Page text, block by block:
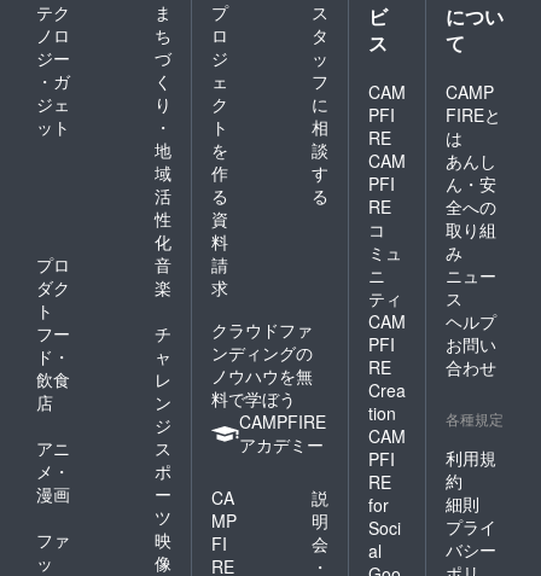
テク
ノロ
ジー
・ガ
ジェ
ット
ま
ち
づ
く
り
・
地
域
活
性
化
プロ
ダク
ト
音
楽
フー
ド・
飲食
店
チ
ャ
レ
ン
ジ
アニ
メ・
漫画
ス
ポ
ー
ツ
ファ
ッ
映
像
プ
ロ
ジ
ェ
ク
ト
を
作
る
ス
タ
ッ
フ
に
相
談
す
る
資
料
請
求
クラウドファ
ンディングの
ノウハウを無
料で学ぼう
CAMPFIRE
アカデミー
CA
MP
FI
RE
説
明
会
・
ビ
ス
CAM
PFI
RE
CAM
PFI
RE
コ
ミュ
ニ
ティ
CAM
PFI
RE
Crea
tion
CAM
PFI
RE
for
Soci
al
につい
て
CAMP
FIREと
は
あんし
ん・安
全への
取り組
み
ニュー
ス
ヘルプ
お問い
合わせ
各種規定
利用規
約
細則
プライ
バシー